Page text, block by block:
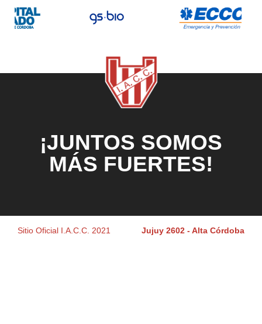
¡JUNTOS SOMOS
MÁS FUERTES!
Sitio Oficial I.A.C.C. 2021 Jujuy 2602 - Alta Córdoba